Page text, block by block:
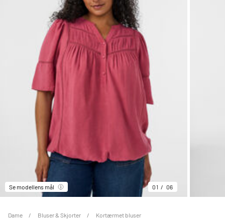
Se modellens mål 01 06
Dame Bluser & Skjorter Kortærmet bluser